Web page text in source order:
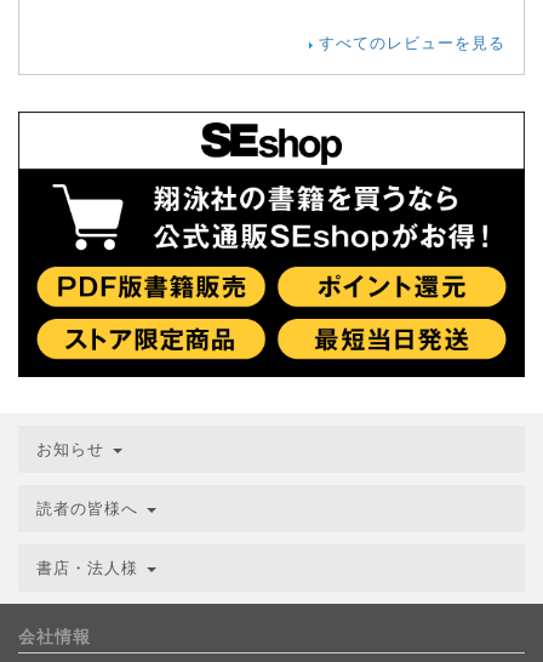
すべてのレビューを見る
お知らせ
読者の皆様へ
書店・法人様
会社情報